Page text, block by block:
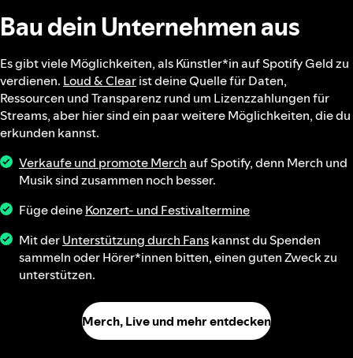
Bau dein Unternehmen aus
Es gibt viele Möglichkeiten, als Künstler*in auf Spotify Geld zu
verdienen. Loud & Clearist deine Quelle für Daten,
Ressourcen und Transparenz rund um Lizenzzahlungen für
Streams, aber hier sind ein paar weitere Möglichkeiten, die du
erkunden kannst.
Verkaufe und promote Merchauf Spotify, denn Merch und
Musik sind zusammen noch besser.
Füge deineKonzert- und Festivaltermine
Mit derUnterstützung durch Fanskannst du Spenden
sammeln oder Hörer*innen bitten, einen guten Zweck zu
unterstützen.
Merch, Live und mehr entdecken